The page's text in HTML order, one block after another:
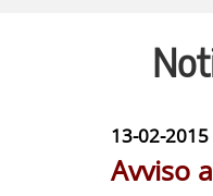
13-02-2015
Avviso